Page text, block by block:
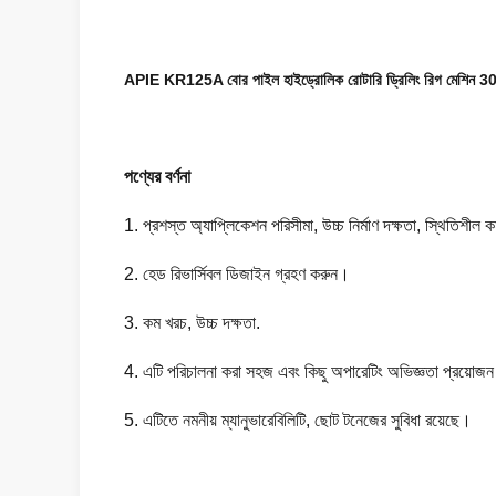
APIE KR125A বোর পাইল হাইড্রোলিক রোটারি ড্রিলিং রিগ মেশিন
পণ্যের বর্ণনা
1. প্রশস্ত অ্যাপ্লিকেশন পরিসীমা, উচ্চ নির্মাণ দক্ষতা, স্থিতিশীল
2. হেড রিভার্সিবল ডিজাইন গ্রহণ করুন।
3. কম খরচ, উচ্চ দক্ষতা.
4. এটি পরিচালনা করা সহজ এবং কিছু অপারেটিং অভিজ্ঞতা
5. এটিতে নমনীয় ম্যানুভারেবিলিটি, ছোট টনেজের সুবিধা রয়েছে।